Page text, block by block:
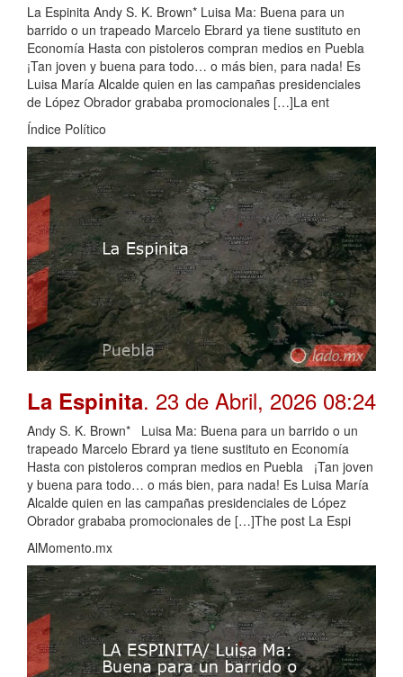
La Espinita Andy S. K. Brown* Luisa Ma: Buena para un
barrido o un trapeado Marcelo Ebrard ya tiene sustituto en
Economía Hasta con pistoleros compran medios en Puebla
¡Tan joven y buena para todo… o más bien, para nada! Es
Luisa María Alcalde quien en las campañas presidenciales
de López Obrador grababa promocionales […]La ent
Índice Político
La Espinita. 23 de Abril, 2026 08:24
Andy S. K. Brown* Luisa Ma: Buena para un barrido o un
trapeado Marcelo Ebrard ya tiene sustituto en Economía
Hasta con pistoleros compran medios en Puebla ¡Tan joven
y buena para todo… o más bien, para nada! Es Luisa María
Alcalde quien en las campañas presidenciales de López
Obrador grababa promocionales de […]The post La Espi
AlMomento.mx